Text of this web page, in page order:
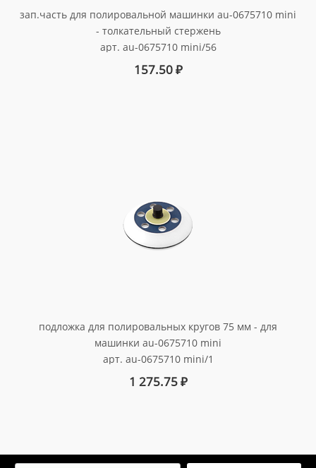
зап.часть для полировальной машинки au-0675710 mini
- толкательный стержень
арт. au-0675710 mini/56
157.50₽
подложка для полировальных кругов 75 мм - для
машинки au-0675710 mini
арт. au-0675710 mini/1
1 275.75₽